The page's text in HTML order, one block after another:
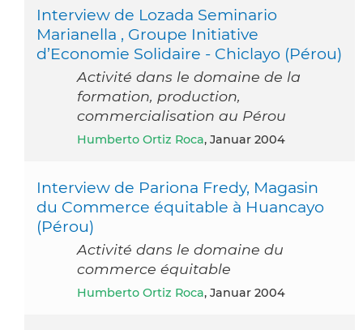
Interview de Lozada Seminario
Marianella , Groupe Initiative
d’Economie Solidaire - Chiclayo (Pérou)
Activité dans le domaine de la
formation, production,
commercialisation au Pérou
Humberto Ortiz Roca, Januar 2004
Interview de Pariona Fredy, Magasin
du Commerce équitable à Huancayo
(Pérou)
Activité dans le domaine du
commerce équitable
Humberto Ortiz Roca, Januar 2004